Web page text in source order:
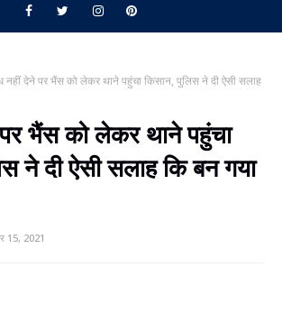
नहीं देने पर भैंस को लेकर थाने पहुंचा किसान, पुलिस ने दी ऐसी सलाह
भैंस को लेकर थाने पहुंचा
ने दी ऐसी सलाह कि बन गया
15, 2021